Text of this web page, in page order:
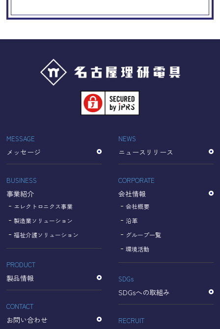
Googleアナリティクスの使用につい
当サイトでは、より良いサービスの提供、またユーザビリ
ティの向上のため、Googleアナリティクスを使用し、当サ
イトの利用状況などのデータ収集及び解析を行っておりま
す。その際、「Cookie」を通じて、Googleがお客様のIPア
ドレスなどの情報を収集する場合がありますが、
「Cookie」で収集される情報は個人を特定できるものでは
収集されたデータはGoogleのプライバシーポリシーにおい
て管理されます。
なお、当サイトのご利用をもって、上述の方法・目的にお
いてGoogle及び当サイトが行うデータ処理に関し、お客様
【Googleのプライバシーポリシー】
https://policies.google.com/privacy?hl=ja
https://policies.google.com/technologies/partner-sites?
hl=ja
個人情報に関するお問い合わせ窓口
名古屋理研電具株式会社
TEL：052-833-1248
MESSAGE
メッセージ
BUSINESS
事業紹介
エレクトロニクス事業
製造業ソリューション
福祉介護ソリューション
PRODUCT
製品情報
CONTACT
お問い合わせ
NEWS
ニュースリリース
CORPORATE
会社情報
会社概要
沿革
グループ一覧
環境活動
SDGs
SDGsへの取組み
RECRUIT